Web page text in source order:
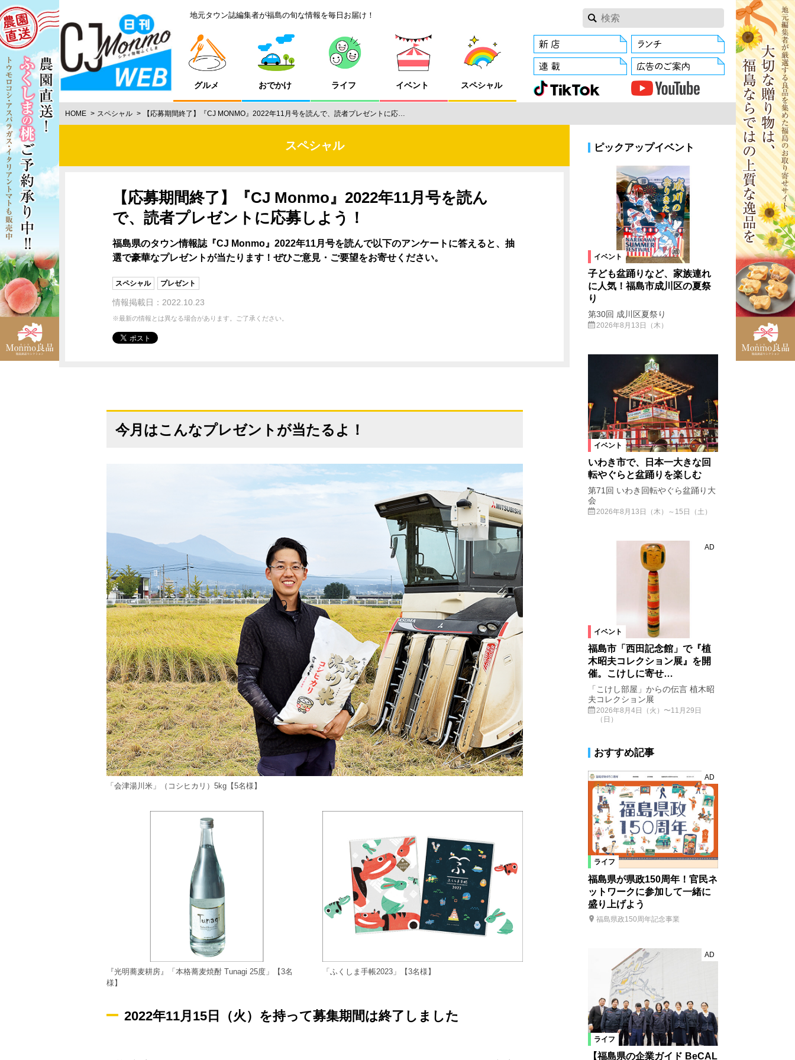
地元タウン誌編集者が福島の旬な情報を毎日お届け！
グルメ おでかけ ライフ イベント スペシャル
HOME スペシャル 【応募期間終了】『CJ MONMO』2022年11月号を読んで、読者プレゼントに応…
スペシャル
【応募期間終了】『CJ Monmo』2022年11月号を読ん
で、読者プレゼントに応募しよう！
福島県のタウン情報誌『CJ Monmo』2022年11月号を読んで以下のアンケートに答えると、抽
選で豪華なプレゼントが当たります！ぜひご意見・ご要望をお寄せください。
スペシャル プレゼント
情報掲載日：2022.10.23
※最新の情報とは異なる場合があります。ご了承ください。
今月はこんなプレゼントが当たるよ！
「会津湯川米」（コシヒカリ）5kg【5名様】
『光明蕎麦耕房』「本格蕎麦焼酎 Tunagi 25度」【3名
様】
「ふくしま手帳2023」【3名様】
2022年11月15日（火）を持って募集期間は終了しました
ピックアップイベント
イベント
子ども盆踊りなど、家族連れ
に人気！福島市成川区の夏祭
り
第30回 成川区夏祭り
2026年8月13日（木）
イベント
いわき市で、日本一大きな回
転やぐらと盆踊りを楽しむ
第71回 いわき回転やぐら盆踊り大
会
2026年8月13日（木）～15日（土）
イベント
AD
福島市「西田記念館」で『植
木昭夫コレクション展』を開
催。こけしに寄せ…
「こけし部屋」からの伝言 植木昭
夫コレクション展
2026年8月4日（火）〜11月29日
（日）
おすすめ記事
ライフ
AD
福島県が県政150周年！官民ネ
ットワークに参加して一緒に
盛り上げよう
福島県政150周年記念事業
ライフ
AD
【福島県の企業ガイド BeCAL